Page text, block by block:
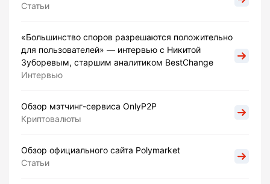
Статьи
«Большинство споров разрешаются положительно
для пользователей» — интервью с Никитой
Зуборевым, старшим аналитиком BestChange
Интервью
Обзор мэтчинг-сервиса OnlyP2P
Криптовалюты
Обзор официального сайта Polymarket
Статьи